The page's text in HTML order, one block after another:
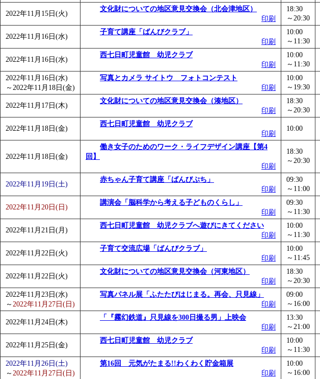
2022年11月15日(火)
文化財についての地区意見交換会（北会津地区）
印刷
18:30
～20:30
2022年11月16日(水)
子育て講座「ばんびクラブ」
印刷
10:00
～11:30
2022年11月16日(水)
西七日町児童館 幼児クラブ
印刷
10:00
～11:30
2022年11月16日(水)
～ 2022年11月18日(金)
写真とカメラ サイトウ フォトコンテスト
印刷
10:00
～19:30
2022年11月17日(木)
文化財についての地区意見交換会（湊地区）
印刷
18:30
～20:30
2022年11月18日(金)
西七日町児童館 幼児クラブ
印刷
10:00
2022年11月18日(金)
働き女子のためのワーク・ライフデザイン講座【第4
回】
印刷
18:30
～20:30
2022年11月19日(土)
赤ちゃん子育て講座「ばんびぷち」
印刷
09:30
～11:00
2022年11月20日(日)
講演会「脳科学から考える子どものくらし」
印刷
09:30
～11:30
2022年11月21日(月)
西七日町児童館 幼児クラブへ遊びにきてください
印刷
10:00
～11:30
2022年11月22日(火)
子育て交流広場「ばんびクラブ」
印刷
10:00
～11:45
2022年11月22日(火)
文化財についての地区意見交換会（河東地区）
印刷
18:30
～20:30
2022年11月23日(水)
～ 2022年11月27日(日)
写真パネル展「ふたたびはじまる。再会、只見線」
印刷
09:00
～16:00
2022年11月24日(木)
「『霧幻鉄道』只見線を300日撮る男」上映会
印刷
13:30
～21:00
2022年11月25日(金)
西七日町児童館 幼児クラブ
印刷
10:00
～11:30
2022年11月26日(土)
～ 2022年11月27日(日)
第16回 元気がたまる!!わくわく貯金箱展
印刷
10:00
～16:00